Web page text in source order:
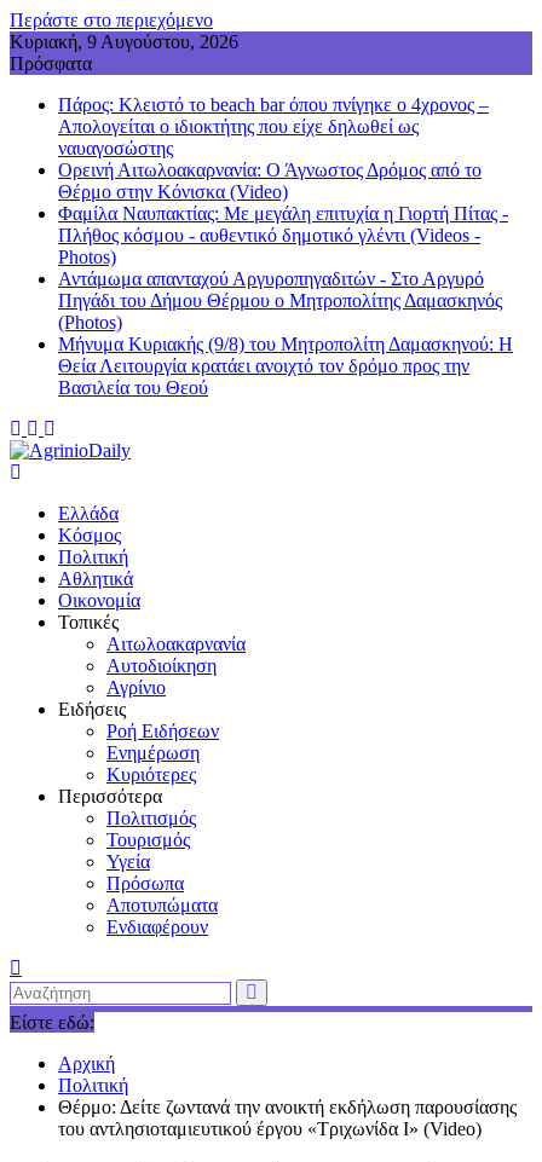
Περάστε στο περιεχόμενο
Κυριακή, 9 Αυγούστου, 2026
Πρόσφατα
Πάρος: Κλειστό το beach bar όπου πνίγηκε ο 4χρονος –
Απολογείται ο ιδιοκτήτης που είχε δηλωθεί ως
ναυαγοσώστης
Ορεινή Αιτωλοακαρνανία: Ο Άγνωστος Δρόμος από το
Θέρμο στην Κόνισκα (Video)
Φαμίλα Ναυπακτίας: Με μεγάλη επιτυχία η Γιορτή Πίτας -
Πλήθος κόσμου - αυθεντικό δημοτικό γλέντι (Videos -
Photos)
Αντάμωμα απανταχού Αργυροπηγαδιτών - Στο Αργυρό
Πηγάδι του Δήμου Θέρμου ο Μητροπολίτης Δαμασκηνός
(Photos)
Μήνυμα Κυριακής (9/8) του Μητροπολίτη Δαμασκηνού: Η
Θεία Λειτουργία κρατάει ανοιχτό τον δρόμο προς την
Βασιλεία του Θεού
Ελλάδα
Κόσμος
Πολιτική
Αθλητικά
Οικονομία
Τοπικές
Αιτωλοακαρνανία
Αυτοδιοίκηση
Αγρίνιο
Ειδήσεις
Ροή Ειδήσεων
Ενημέρωση
Κυριότερες
Περισσότερα
Πολιτισμός
Τουρισμός
Υγεία
Πρόσωπα
Αποτυπώματα
Ενδιαφέρουν
Είστε εδώ:
Αρχική
Πολιτική
Θέρμο: Δείτε ζωντανά την ανοικτή εκδήλωση παρουσίασης
του αντλησιοταμιευτικού έργου «Τριχωνίδα Ι» (Video)